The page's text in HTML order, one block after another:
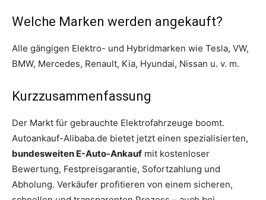
Welche Marken werden angekauft?
Alle gängigen Elektro- und Hybridmarken wie Tesla, VW,
BMW, Mercedes, Renault, Kia, Hyundai, Nissan u. v. m.
Kurzzusammenfassung
Der Markt für gebrauchte Elektrofahrzeuge boomt.
Autoankauf-Alibaba.de bietet jetzt einen spezialisierten,
bundesweiten E-Auto-Ankauf mit kostenloser
Bewertung, Festpreisgarantie, Sofortzahlung und
Abholung. Verkäufer profitieren von einem sicheren,